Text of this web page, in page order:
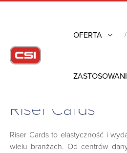
OFERTA
Komputery
Riser Cards
Riser Cards to elastyczność i
wielu branżach. Od centrów